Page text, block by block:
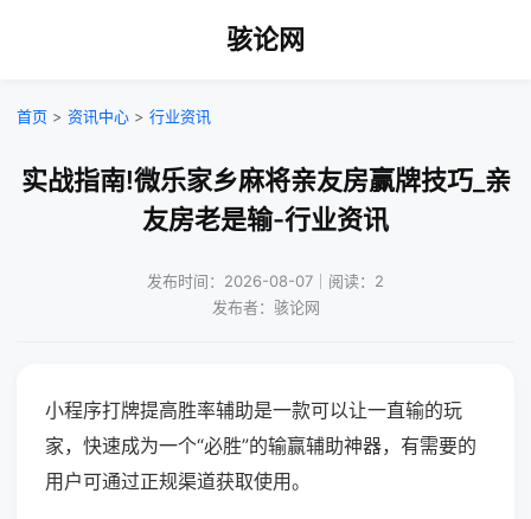
骇论网
首页 > 资讯中心 > 行业资讯
实战指南!微乐家乡麻将亲友房赢牌技巧_亲
友房老是输-行业资讯
发布时间：2026-08-07｜阅读：2
发布者：骇论网
小程序打牌提高胜率辅助是一款可以让一直输的玩
家，快速成为一个“必胜”的输赢辅助神器，有需要的
用户可通过正规渠道获取使用。